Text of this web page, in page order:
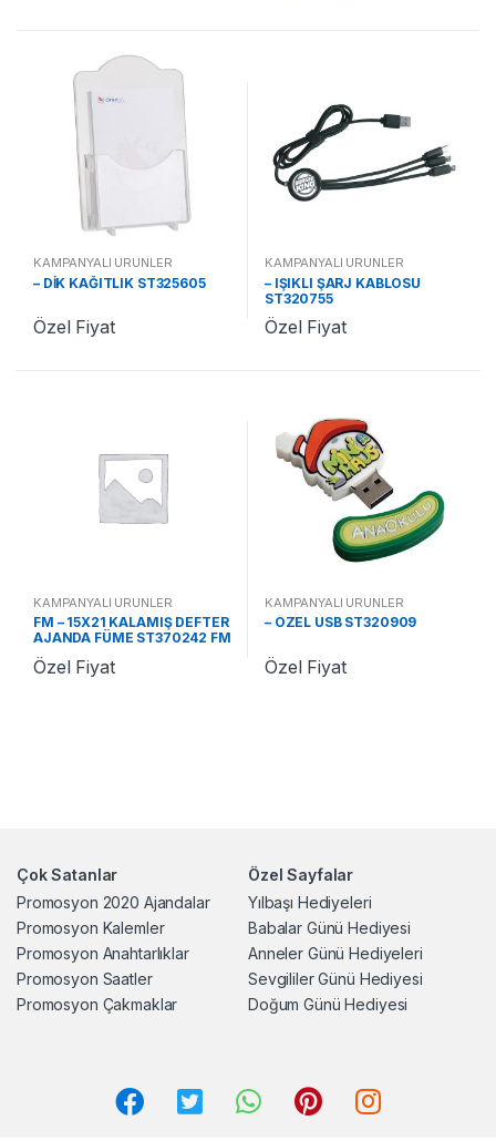
KAMPANYALI ÜRÜNLER
– DİK KAĞITLIK ST325605
Özel Fiyat
KAMPANYALI ÜRÜNLER
– IŞIKLI ŞARJ KABLOSU
ST320755
Özel Fiyat
KAMPANYALI ÜRÜNLER
FM – 15X21 KALAMIŞ DEFTER
AJANDA FÜME ST370242 FM
Özel Fiyat
KAMPANYALI ÜRÜNLER
– ÖZEL USB ST320909
Özel Fiyat
Çok Satanlar
Promosyon 2020 Ajandalar
Promosyon Kalemler
Promosyon Anahtarlıklar
Promosyon Saatler
Promosyon Çakmaklar
Özel Sayfalar
Yılbaşı Hediyeleri
Babalar Günü Hediyesi
Anneler Günü Hediyeleri
Sevgililer Günü Hediyesi
Doğum Günü Hediyesi